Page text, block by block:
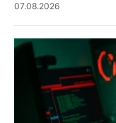
07.08.2026